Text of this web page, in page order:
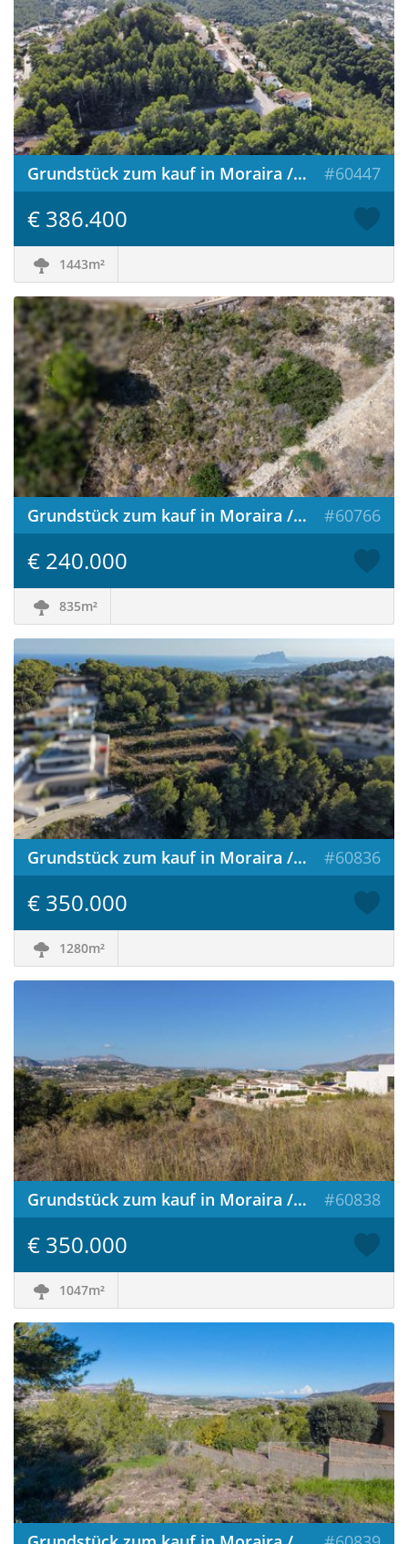
Grundstück zum kauf in Moraira / Spanien #60447
€ 386.400
1443m²
Grundstück zum kauf in Moraira / Spanien #60766
€ 240.000
835m²
Grundstück zum kauf in Moraira / Spanien #60836
€ 350.000
1280m²
Grundstück zum kauf in Moraira / Spanien #60838
€ 350.000
1047m²